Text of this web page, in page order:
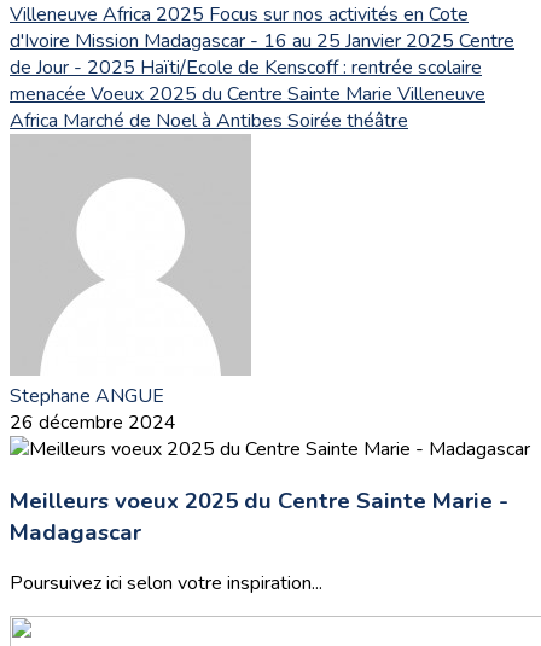
Villeneuve Africa 2025 Focus sur nos activités en Cote
d'Ivoire Mission Madagascar - 16 au 25 Janvier 2025 Centre
de Jour - 2025 Haïti/Ecole de Kenscoff : rentrée scolaire
menacée Voeux 2025 du Centre Sainte Marie Villeneuve
Africa Marché de Noel à Antibes Soirée théâtre
Stephane ANGUE
26 décembre 2024
Meilleurs voeux 2025 du Centre Sainte Marie -
Madagascar
Poursuivez ici selon votre inspiration...